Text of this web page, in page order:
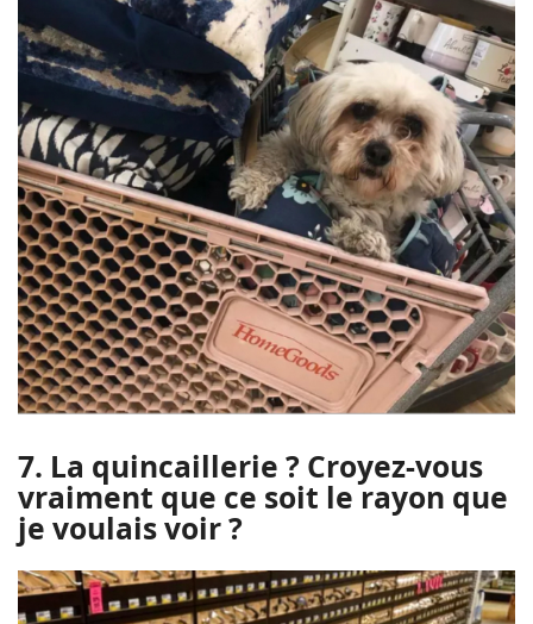
7. La quincaillerie ? Croyez-vous
vraiment que ce soit le rayon que
je voulais voir ?